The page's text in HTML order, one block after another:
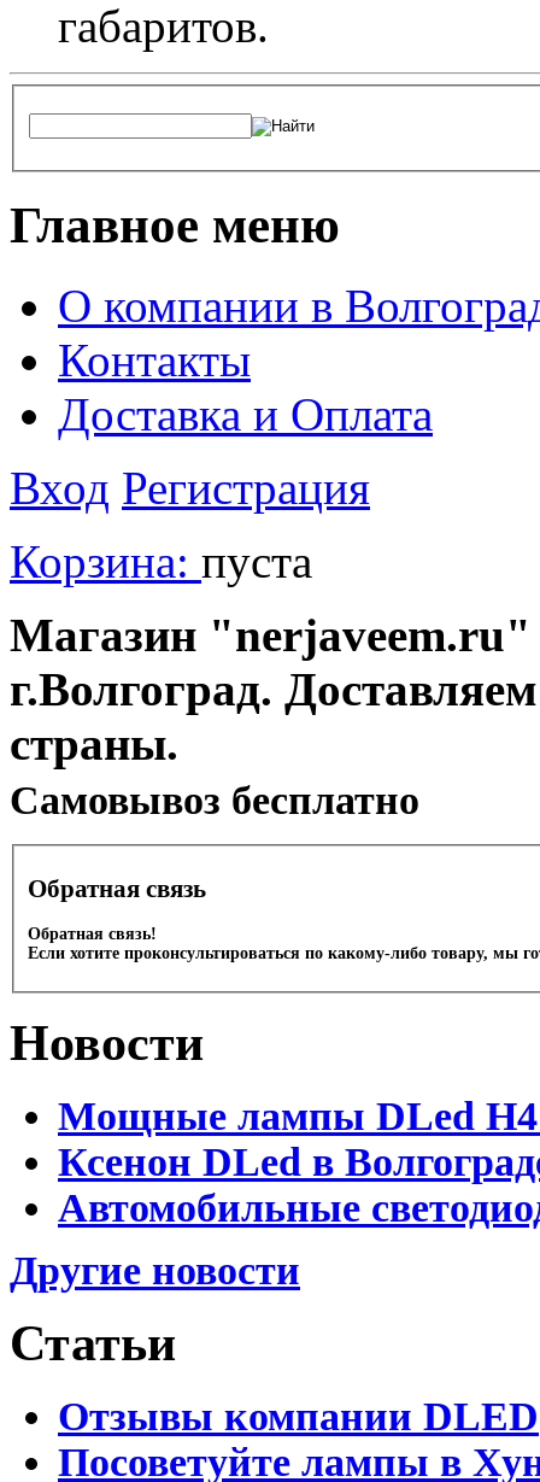
габаритов.
Главное меню
О компании в
Контакты
Доставка и Оплата
Вход Регистрация
Корзина: пуста
Магазин "nerjaveem.ru"
г.Волгоград.
страны.
Cамовывоз бесплатно
Обратная связь
Обратная связь!
Если хотите проконсультироваться по какому-либо товару, мы
Новости
Мощные лампы DLed H4
Ксенон DLed в
Автомобильные
Другие новости
Статьи
Отзывы компании DLED
Посоветуйте лампы в